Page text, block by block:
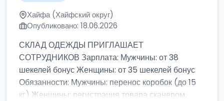
Хайфа (Хайфский округ)
Опубликовано: 18.06.2026
СКЛАД ОДЕЖДЫ ПРИГЛАШАЕТ
СОТРУДНИКОВ Зарплата: Мужчины: от 38
шекелей бонус Женщины: от 35 шекелей бонус
Обязанности: Мужчины: перенос коробок (до 15
кг) Женщины: регистрация товара сканером,